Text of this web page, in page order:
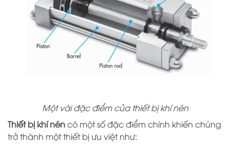
Một vài đặc điểm của thiết bị khí nén
Thiết bị khí néncó một số đặc điểm chính khiến chúng
trở thành một thiết bị ưu việt như: